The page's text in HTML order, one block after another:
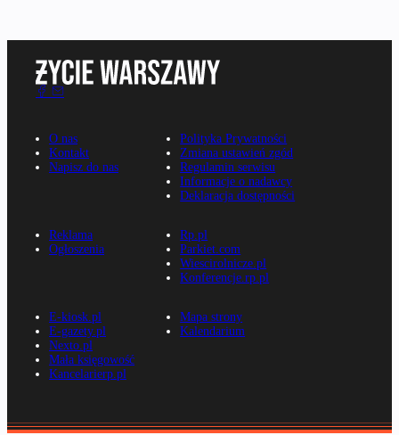
O nas
Kontakt
Napisz do nas
Polityka Prywatności
Zmiana ustawień zgód
Regulamin serwisu
Informacje o nadawcy
Deklaracja dostępności
Reklama
Ogłoszenia
Rp.pl
Parkiet.com
Wiescirolnicze.pl
Konferencje.rp.pl
E-kiosk.pl
E-gazety.pl
Nexto.pl
Mała księgowość
Kancelarierp.pl
Mapa strony
Kalendarium